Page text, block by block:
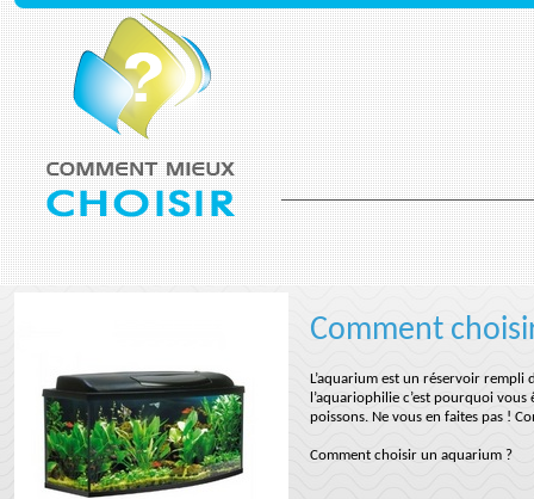
Comment
L’aquarium est un réservoir rempli
l’aquariophilie c’est pourquoi
poissons. Ne vous en faites pas !
Comment choisir un aquarium ?